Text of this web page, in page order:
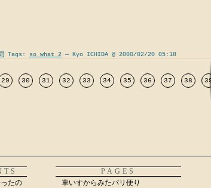
Tags: so what 2 — Kyo ICHIDA @ 2000/02/20 05:18
29 30 31 32 33 34 35 36 37 38
たの
PAGES
車いすからみたパリ便り